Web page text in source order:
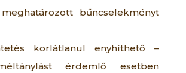
bűncselekményt
korlátlanul enyhíthető –
érdemlő esetben